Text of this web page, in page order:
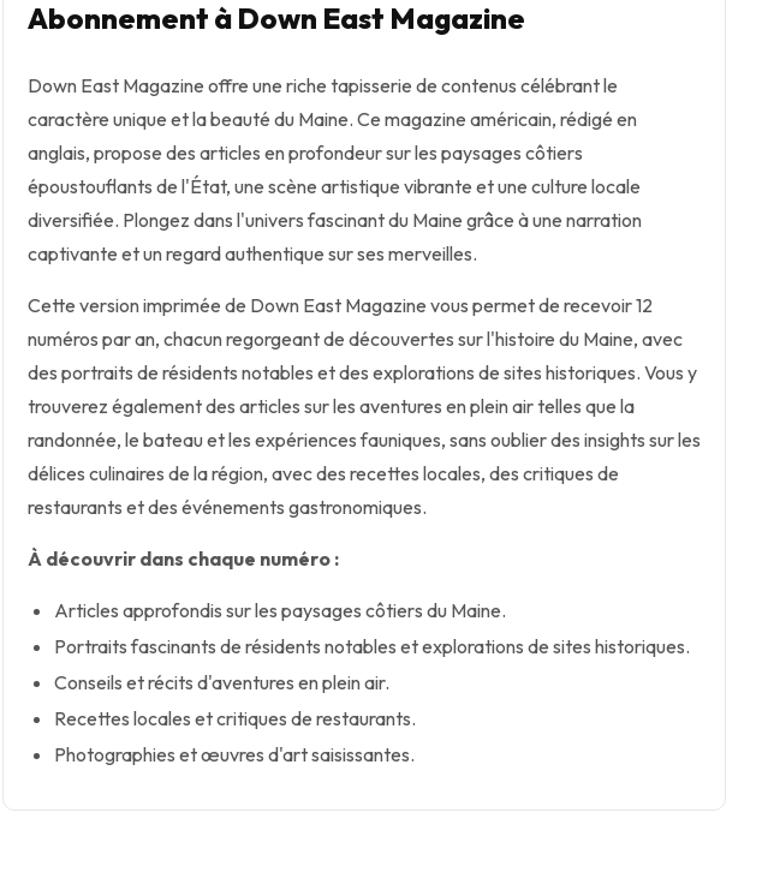
Abonnement à Down East Magazine
Down East Magazine offre une riche tapisserie de contenus célébrant le
caractère unique et la beauté du Maine. Ce magazine américain, rédigé en
anglais, propose des articles en profondeur sur les paysages côtiers
époustouflants de l'État, une scène artistique vibrante et une culture locale
diversifiée. Plongez dans l'univers fascinant du Maine grâce à une narration
captivante et un regard authentique sur ses merveilles.
Cette version imprimée de Down East Magazine vous permet de recevoir 12
numéros par an, chacun regorgeant de découvertes sur l'histoire du Maine, avec
des portraits de résidents notables et des explorations de sites historiques. Vous y
trouverez également des articles sur les aventures en plein air telles que la
randonnée, le bateau et les expériences fauniques, sans oublier des insights sur les
délices culinaires de la région, avec des recettes locales, des critiques de
restaurants et des événements gastronomiques.
À découvrir dans chaque numéro :
Articles approfondis sur les paysages côtiers du Maine.
Portraits fascinants de résidents notables et explorations de sites historiques.
Conseils et récits d'aventures en plein air.
Recettes locales et critiques de restaurants.
Photographies et œuvres d'art saisissantes.